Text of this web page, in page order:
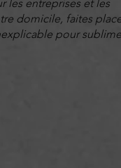
les entreprises et les
domicile, faites
pour